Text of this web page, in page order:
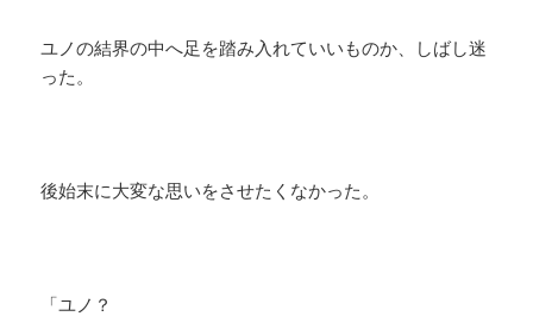
ユノの結界の中へ足を踏み入れていいものか、しばし迷
った。
後始末に大変な思いをさせたくなかった。
「ユノ？